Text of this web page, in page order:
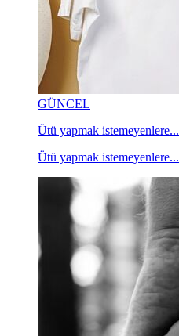
GÜNCEL
Ütü yapmak istemeyenlere...
Ütü yapmak istemeyenlere...